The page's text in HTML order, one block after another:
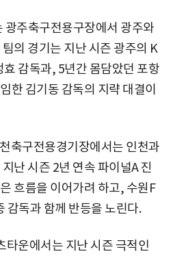
광주축구전용구장에서 광주와
의 경기는 지난 시즌 광주의 K
감독과, 5년간 몸담았던 포항
한 김기동 감독의 지략 대결이
축구전용경기장에서는 인천과
난 시즌 2년 연속 파이널A 진
흐름을 이어가려 하고, 수원F
감독과 함께 반등을 노린다.
타운에서는 지난 시즌 극적인